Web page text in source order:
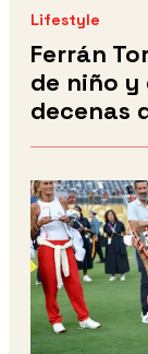
Lifestyle
Ferrán
de niño y
decenas